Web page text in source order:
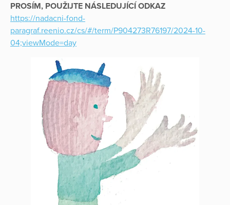
PROSÍM, POUŽIJTE NÁSLEDUJÍCÍ ODKAZ
https://nadacni-fond-
paragraf.reenio.cz/cs/#/term/P904273R76197/2024-10-
04;viewMode=day